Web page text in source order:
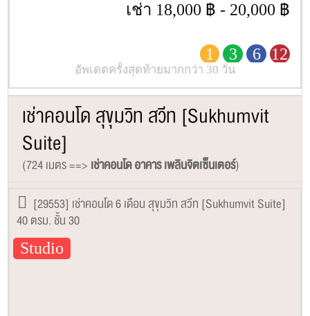
เช่า 18,000 ฿ - 20,000 ฿
1 3 6 12
อัพเดตครั้งสุดท้ายมากกว่า 30 วัน
เช่าคอนโด สุขุมวิท สวีท [Sukhumvit
Suite]
(724 เมตร ==> เช่าคอนโด อาคาร เพลินจิตเซ็นเตอร์)
[29553] เช่าคอนโด 6 เดือน สุขุมวิท สวีท [Sukhumvit Suite]
40 ตรม. ชั้น 30
Studio